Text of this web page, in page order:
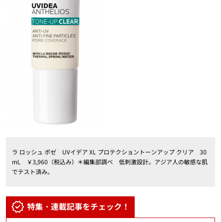
ラ ロッシュ ポゼ UVイデア XL プロテクショントーンアップ クリア 30
mL ￥3,960（税込み）＊編集部調べ 低刺激設計。アジア人の敏感な肌
でテスト済み。
特集・連載記事をチェック！